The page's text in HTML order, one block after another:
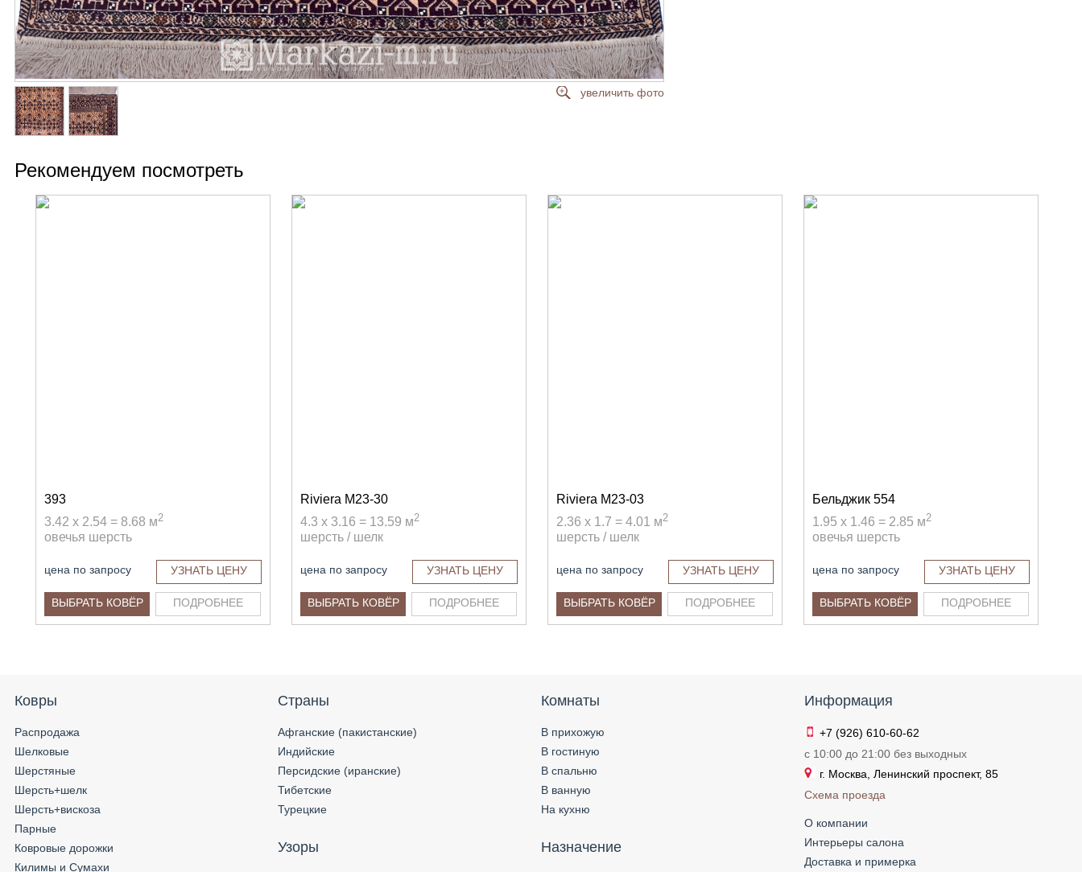
увеличить фото
Рекомендуем посмотреть
393
3.42 x 2.54 = 8.68 м2
овечья шерсть
цена по запросу УЗНАТЬ ЦЕНУ
ВЫБРАТЬ КОВЁР ПОДРОБНЕЕ
Riviera M23-30
4.3 x 3.16 = 13.59 м2
шерсть / шелк
цена по запросу УЗНАТЬ ЦЕНУ
ВЫБРАТЬ КОВЁР ПОДРОБНЕЕ
Riviera M23-03
2.36 x 1.7 = 4.01 м2
шерсть / шелк
цена по запросу УЗНАТЬ ЦЕНУ
ВЫБРАТЬ КОВЁР ПОДРОБНЕЕ
Бельджик 554
1.95 x 1.46 = 2.85 м2
овечья шерсть
цена по запросу УЗНАТЬ ЦЕНУ
ВЫБРАТЬ КОВЁР ПОДРОБНЕЕ
Ковры
Распродажа
Шелковые
Шерстяные
Шерсть+шелк
Шерсть+вискоза
Парные
Ковровые дорожки
Килимы и Сумахи
Страны
Афганские (пакистанские)
Индийские
Персидские (иранские)
Тибетские
Турецкие
Узоры
Комнаты
В прихожую
В гостиную
В спальню
В ванную
На кухню
Назначение
Информация
+7 (926) 610-60-62
с 10:00 до 21:00 без выходных
г. Москва, Ленинский проспект, 85
Схема проезда
О компании
Интерьеры салона
Доставка и примерка